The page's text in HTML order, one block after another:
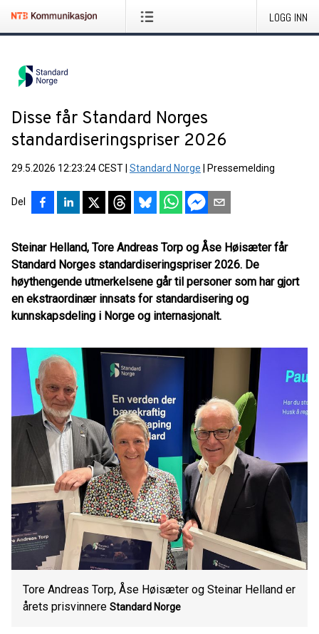
LOGG INN
Disse får Standard Norges
standardiseringspriser 2026
29.5.2026 12:23:24 CEST Standard Norge Pressemelding
Del
Steinar Helland, Tore Andreas Torp og Åse Høisæter får
Standard Norges standardiseringspriser 2026. De
høythengende utmerkelsene går til personer som har gjort
en ekstraordinær innsats for standardisering og
kunnskapsdeling i Norge og internasjonalt.
Tore Andreas Torp, Åse Høisæter og Steinar Helland er
årets prisvinnere Standard Norge